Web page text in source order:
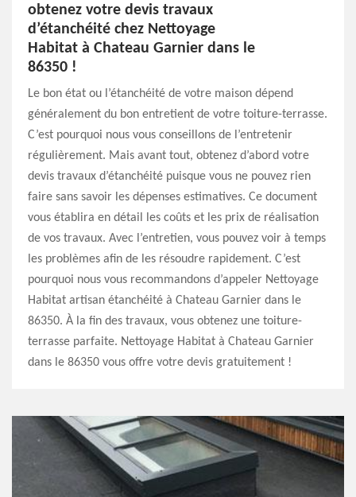
obtenez votre devis travaux
d’étanchéité chez Nettoyage
Habitat à Chateau Garnier dans le
86350 !
Le bon état ou l’étanchéité de votre maison dépend
généralement du bon entretient de votre toiture-terrasse.
C’est pourquoi nous vous conseillons de l’entretenir
régulièrement. Mais avant tout, obtenez d’abord votre
devis travaux d’étanchéité puisque vous ne pouvez rien
faire sans savoir les dépenses estimatives. Ce document
vous établira en détail les coûts et les prix de réalisation
de vos travaux. Avec l’entretien, vous pouvez voir à temps
les problèmes afin de les résoudre rapidement. C’est
pourquoi nous vous recommandons d’appeler Nettoyage
Habitat artisan étanchéité à Chateau Garnier dans le
86350. À la fin des travaux, vous obtenez une toiture-
terrasse parfaite. Nettoyage Habitat à Chateau Garnier
dans le 86350 vous offre votre devis gratuitement !